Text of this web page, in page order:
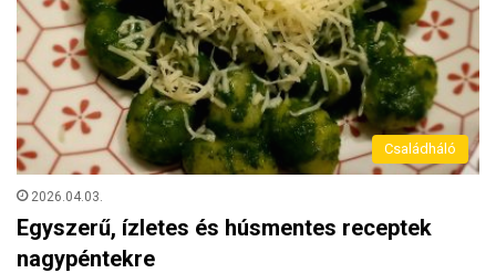
Családháló
2026.04.03.
Egyszerű, ízletes és húsmentes receptek
nagypéntekre